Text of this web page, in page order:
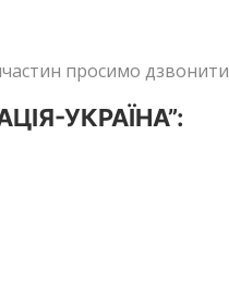
просимо дзвонити
УКРАЇНА”: